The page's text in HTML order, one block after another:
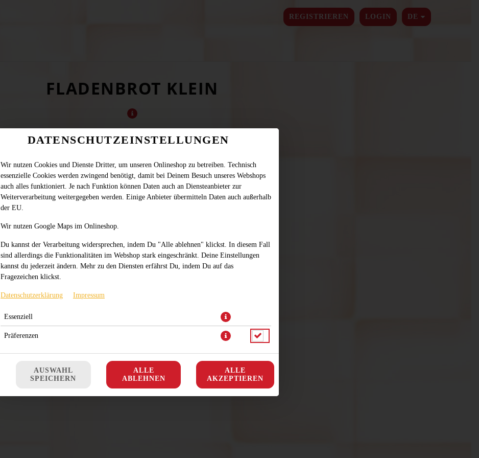
REGISTRIEREN LOGIN DE
SPRACHE
FLADENBROT KLEIN
DATENSCHUTZEINSTELLUNGEN
Wir nutzen Cookies und Dienste Dritter, um unseren Onlineshop zu betreiben. Technisch
essenzielle Cookies werden zwingend benötigt, damit bei Deinem Besuch unseres Webshops
auch alles funktioniert. Je nach Funktion können Daten auch an Diensteanbieter zur
Weiterverarbeitung weitergegeben werden. Einige Anbieter übermitteln Daten auch außerhalb
der EU.
Wir nutzen Google Maps im Onlineshop.
Du kannst der Verarbeitung widersprechen, indem Du "Alle ablehnen" klickst. In diesem Fall
sind allerdings die Funktionalitäten im Webshop stark eingeschränkt. Deine Einstellungen
kannst du jederzeit ändern. Mehr zu den Diensten erfährst Du, indem Du auf das
Fragezeichen klickst.
Datenschutzerklärung Impressum
Essenziell
Präferenzen
AUSWAHL
SPEICHERN
ALLE
ABLEHNEN
ALLE
AKZEPTIEREN